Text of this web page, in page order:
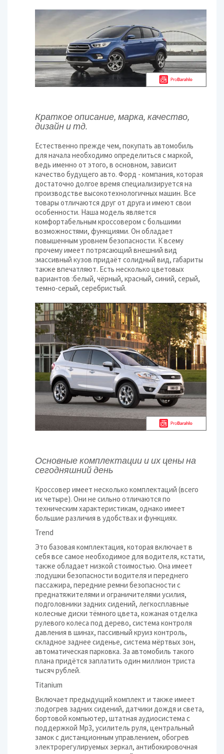
Краткое описание, марка, качество,
дизайн и тд.
Естественно прежде чем, покупать автомобиль
для начала необходимо определиться с маркой,
ведь именно от этого, в основном, зависит
качество будущего авто. Форд - компания, которая
достаточно долгое время специализируется на
производстве высокотехнологичных машин. Все
товары отличаются друг от друга и имеют свои
особенности. Наша модель является
комфортабельным кроссовером с большими
возможностями, функциями. Он обладает
повышенным уровнем безопасности. К всему
прочему имеет потрясающий внешний вид
:массивный кузов придаёт солидный вид, габариты
также впечатляют. Есть несколько цветовых
вариантов :белый, чёрный, красный, синий, серый,
темно-серый, серебристый.
Основные комплектации и их цены на
сегодняшний день
Кроссовер имеет несколько комплектаций (всего
их четыре). Они не сильно отличаются по
техническим характеристикам, однако имеет
большие различия в удобствах и функциях.
Trend
Это базовая комплектация, которая включает в
себя все самое необходимое для водителя, кстати,
также обладает низкой стоимостью. Она имеет
:подушки безопасности водителя и переднего
пассажира, передние ремни безопасности с
преднатяжителями и ограничителями усилия,
подголовники задних сидений, легкосплавные
колесные диски тёмного цвета, кожаная отделка
рулевого колеса под дерево, система контроля
давления в шинах, пассивный круиз контроль,
складное заднее сиденье, система мёртвых зон,
автоматическая парковка. За автомобиль такого
плана придётся заплатить один миллион триста
тысяч рублей.
Titanium
Включает предыдущий комплект и также имеет
:подогрев задних сидений, датчики дождя и света,
бортовой компьютер, штатная аудиосистема с
поддержкой Mp3, усилитель руля, центральный
замок с дистанционным управлением, обогрев
электрорегулируемых зеркал, антибокировочная